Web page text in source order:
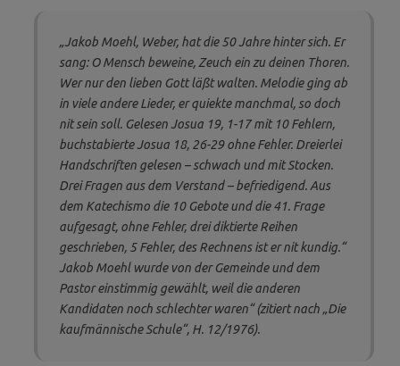
„Jakob Moehl, Weber, hat die 50 Jahre hinter sich. Er
sang: O Mensch beweine, Zeuch ein zu deinen Thoren.
Wer nur den lieben Gott läßt walten. Melodie ging ab
in viele andere Lieder, er quiekte manchmal, so doch
nit sein soll. Gelesen Josua 19, 1-17 mit 10 Fehlern,
buchstabierte Josua 18, 26-29 ohne Fehler. Dreierlei
Handschriften gelesen – schwach und mit Stocken.
Drei Fragen aus dem Verstand – befriedigend. Aus
dem Katechismo die 10 Gebote und die 41. Frage
aufgesagt, ohne Fehler, drei diktierte Reihen
geschrieben, 5 Fehler, des Rechnens ist er nit kundig.“
Jakob Moehl wurde von der Gemeinde und dem
Pastor einstimmig gewählt, weil die anderen
Kandidaten noch schlechter waren“ (zitiert nach „Die
kaufmänni­sche Schule“, H. 12/1976).